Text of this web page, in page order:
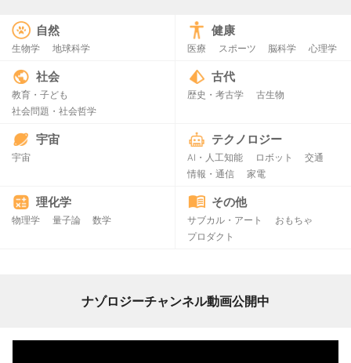
自然
生物学 地球科学
健康
医療 スポーツ 脳科学 心理学
社会
教育・子ども
社会問題・社会哲学
古代
歴史・考古学 古生物
宇宙
宇宙
テクノロジー
AI・人工知能 ロボット
交通
情報・通信
家電
理化学
物理学 量子論 数学
その他
サブカル・アート
おもちゃ
プロダクト
ナゾロジーチャンネル動画公開中